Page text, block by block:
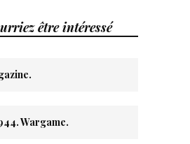
être intéressé
Wargame.